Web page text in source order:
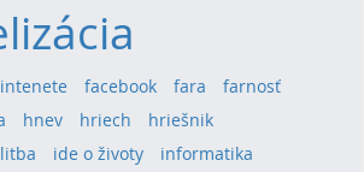
facebook fara
farnosť
hnev hriech
hriešnik
ide o životy informatika